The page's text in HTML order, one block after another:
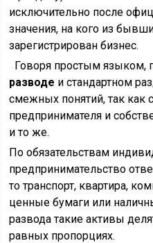
исключительно после
значения, на кого из
зарегистрирован бизнес.
Говоря простым языком,
разводе и стандартном
смежных понятий, так как
предпринимателя и
и то же.
По обязательствам
предпринимательство
то транспорт, квартира,
ценные бумаги или
развода такие активы
равных пропорциях.